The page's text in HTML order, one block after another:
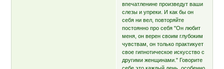
впечатленине произведут ваши
слезы и упреки. И как бы он
себя ни вел, повторяйте
постоянно про себя "Он любит
меня, он верен своим глубоким
чувствам, он только практикует
свое гипнотическое искусство с
другими женщинами." Говорите